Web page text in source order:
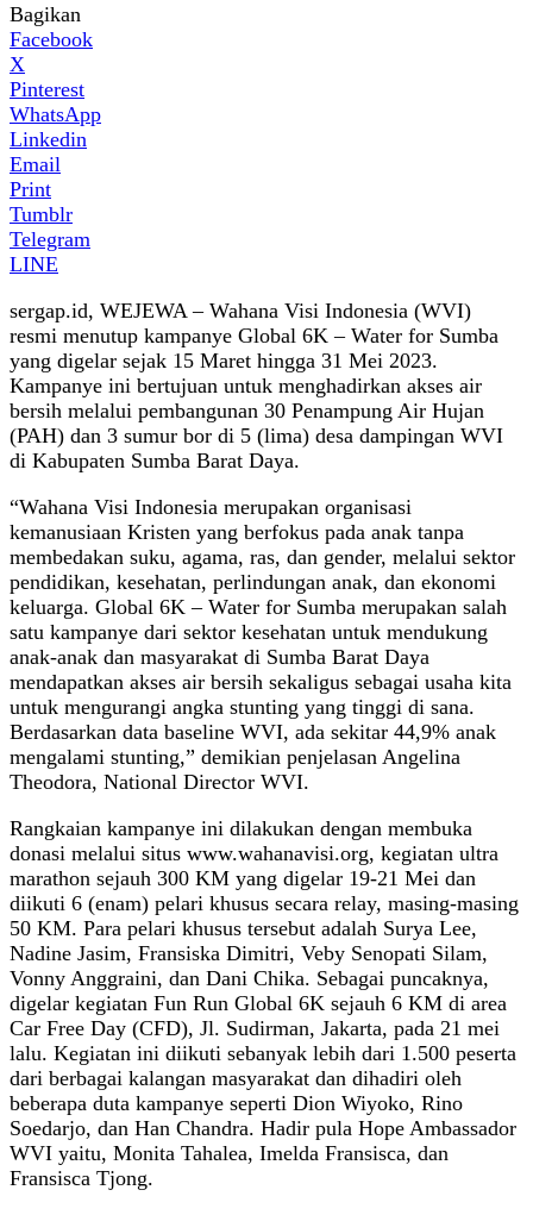
Bagikan
Facebook
X
Pinterest
WhatsApp
Linkedin
Email
Print
Tumblr
Telegram
LINE
sergap.id, WEJEWA – Wahana Visi Indonesia (WVI)
resmi menutup kampanye Global 6K – Water for Sumba
yang digelar sejak 15 Maret hingga 31 Mei 2023.
Kampanye ini bertujuan untuk menghadirkan akses air
bersih melalui pembangunan 30 Penampung Air Hujan
(PAH) dan 3 sumur bor di 5 (lima) desa dampingan WVI
di Kabupaten Sumba Barat Daya.
“Wahana Visi Indonesia merupakan organisasi
kemanusiaan Kristen yang berfokus pada anak tanpa
membedakan suku, agama, ras, dan gender, melalui sektor
pendidikan, kesehatan, perlindungan anak, dan ekonomi
keluarga. Global 6K – Water for Sumba merupakan salah
satu kampanye dari sektor kesehatan untuk mendukung
anak-anak dan masyarakat di Sumba Barat Daya
mendapatkan akses air bersih sekaligus sebagai usaha kita
untuk mengurangi angka stunting yang tinggi di sana.
Berdasarkan data baseline WVI, ada sekitar 44,9% anak
mengalami stunting,” demikian penjelasan Angelina
Theodora, National Director WVI.
Rangkaian kampanye ini dilakukan dengan membuka
donasi melalui situs www.wahanavisi.org, kegiatan ultra
marathon sejauh 300 KM yang digelar 19-21 Mei dan
diikuti 6 (enam) pelari khusus secara relay, masing-masing
50 KM. Para pelari khusus tersebut adalah Surya Lee,
Nadine Jasim, Fransiska Dimitri, Veby Senopati Silam,
Vonny Anggraini, dan Dani Chika. Sebagai puncaknya,
digelar kegiatan Fun Run Global 6K sejauh 6 KM di area
Car Free Day (CFD), Jl. Sudirman, Jakarta, pada 21 mei
lalu. Kegiatan ini diikuti sebanyak lebih dari 1.500 peserta
dari berbagai kalangan masyarakat dan dihadiri oleh
beberapa duta kampanye seperti Dion Wiyoko, Rino
Soedarjo, dan Han Chandra. Hadir pula Hope Ambassador
WVI yaitu, Monita Tahalea, Imelda Fransisca, dan
Fransisca Tjong.